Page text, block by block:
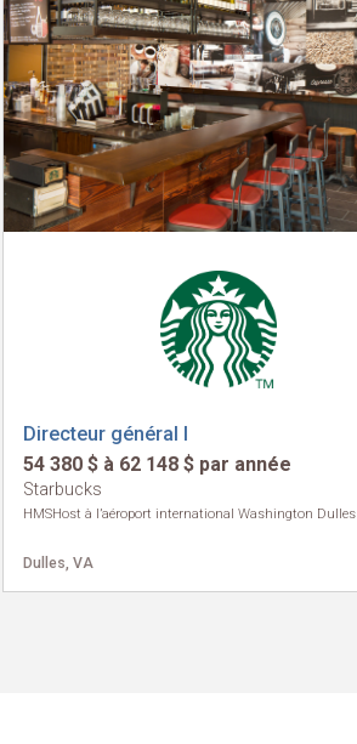
Directeur général I
54 380 $ à 62 148 $ par année
Starbucks
HMSHost à l’aéroport international Washington Dulles
Dulles, VA